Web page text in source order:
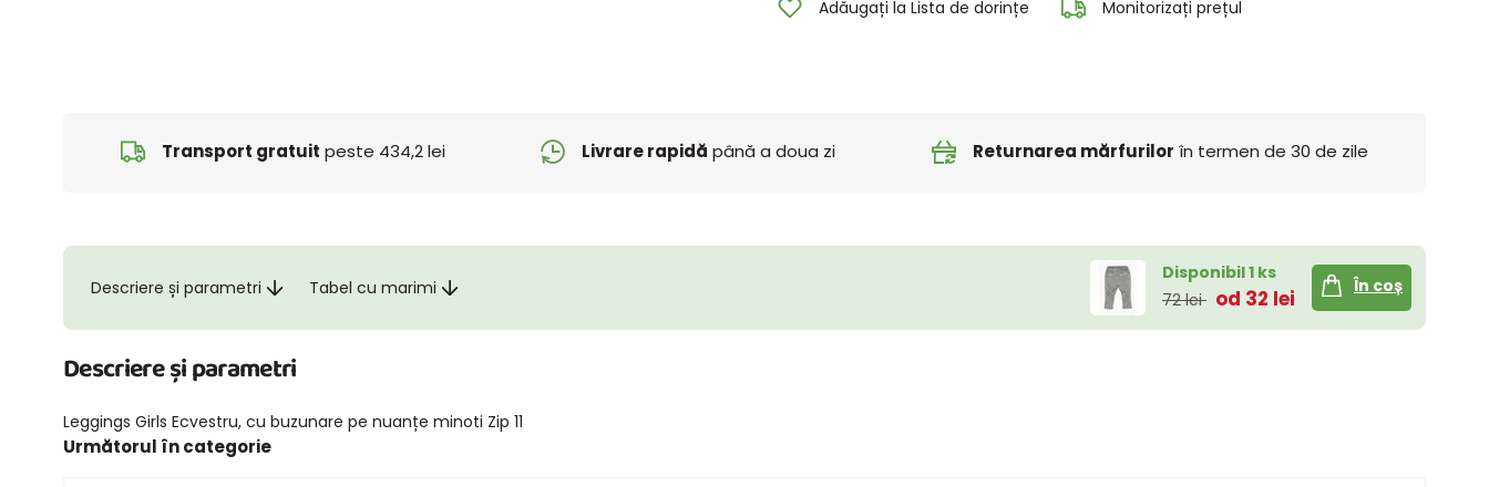
Adăugați la Lista de dorințe Monitorizați prețul
Transport gratuit peste 434,2 lei Livrare rapidă până a doua zi Returnarea mărfurilor în termen de 30 de zile
Descriere și parametri Tabel cu marimi
Disponibil 1 ks
72 lei od 32 lei
În coș
Descriere și parametri
Leggings Girls Ecvestru, cu buzunare pe nuanțe minoti Zip 11
Următorul în categorie